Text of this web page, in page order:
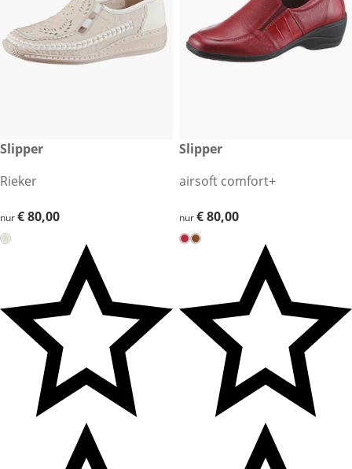
€ 80,00
Slipper
Rieker
€ 80,00
nur€ 80,00
€ 80,00
Slipper
airsoft comfort+
€ 80,00
nur€ 80,00